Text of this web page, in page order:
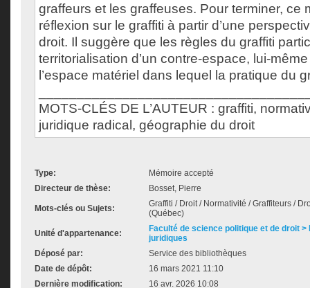
graffeurs et les graffeuses. Pour terminer, ce
réflexion sur le graffiti à partir d’une
droit. Il suggère que les règles du graffiti
territorialisation d’un contre-espace, lui-
l’espace matériel dans lequel la pratique du
MOTS-CLÉS DE L’AUTEUR : graffiti,
juridique radical, géographie du droit
Type:
Mémoire accepté
Directeur de thèse:
Bosset, Pierre
Mots-clés ou Sujets:
Graffiti / Droit / Normativité / Graffiteurs /
(Québec)
Unité d'appartenance:
Faculté de science politique et de droit
juridiques
Déposé par:
Service des bibliothèques
Date de dépôt:
16 mars 2021 11:10
Dernière modification:
16 avr. 2026 10:08